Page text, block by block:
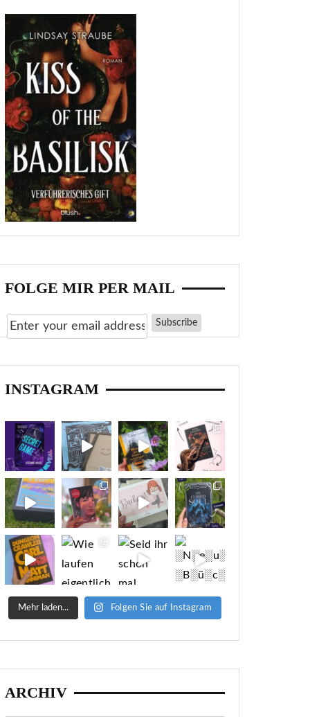
FOLGE MIR PER MAIL
INSTAGRAM
Mehr laden... Folgen Sie auf Instagram
ARCHIV